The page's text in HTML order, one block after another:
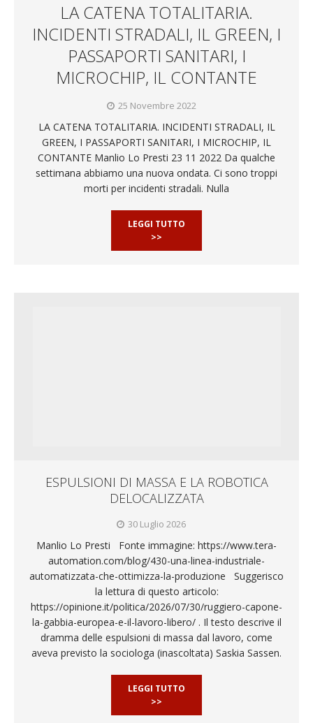
LA CATENA TOTALITARIA.
INCIDENTI STRADALI, IL GREEN, I
PASSAPORTI SANITARI, I
MICROCHIP, IL CONTANTE
25 Novembre 2022
LA CATENA TOTALITARIA. INCIDENTI STRADALI, IL
GREEN, I PASSAPORTI SANITARI, I MICROCHIP, IL
CONTANTE Manlio Lo Presti 23 11 2022 Da qualche
settimana abbiamo una nuova ondata. Ci sono troppi
morti per incidenti stradali. Nulla
LEGGI TUTTO
>>
ESPULSIONI DI MASSA E LA ROBOTICA
DELOCALIZZATA
30 Luglio 2026
Manlio Lo Presti Fonte immagine: https://www.tera-
automation.com/blog/430-una-linea-industriale-
automatizzata-che-ottimizza-la-produzione Suggerisco
la lettura di questo articolo:
https://opinione.it/politica/2026/07/30/ruggiero-capone-
la-gabbia-europea-e-il-lavoro-libero/ . Il testo descrive il
dramma delle espulsioni di massa dal lavoro, come
aveva previsto la sociologa (inascoltata) Saskia Sassen.
LEGGI TUTTO
>>